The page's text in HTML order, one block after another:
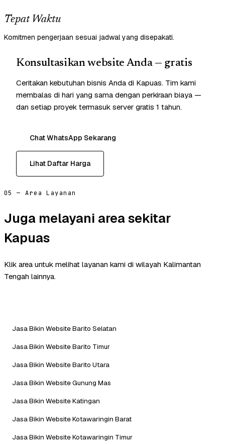
Tepat Waktu
Komitmen pengerjaan sesuai jadwal yang disepakati.
Konsultasikan website Anda — gratis
Ceritakan kebutuhan bisnis Anda di Kapuas. Tim kami
membalas di hari yang sama dengan perkiraan biaya —
dan setiap proyek termasuk server gratis 1 tahun.
Chat WhatsApp Sekarang
Lihat Daftar Harga
05 — Area Layanan
Juga melayani area sekitar
Kapuas
Klik area untuk melihat layanan kami di wilayah Kalimantan
Tengah lainnya.
Jasa Bikin Website Barito Selatan
Jasa Bikin Website Barito Timur
Jasa Bikin Website Barito Utara
Jasa Bikin Website Gunung Mas
Jasa Bikin Website Katingan
Jasa Bikin Website Kotawaringin Barat
Jasa Bikin Website Kotawaringin Timur